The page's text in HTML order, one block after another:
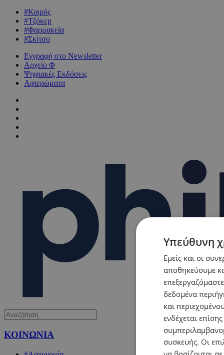
#Καιρός
#Τζόκερ
#Φαρμακεία
#Σκίτσο
Εγγραφή στο Newsletter
Αρχείο Φ
Ψηφιακές Εκδόσεις
Αφιερώματα
ΚΟΙΝΩΝΙΑ
Υπεύθυνη
Εμείς και οι
αποθηκεύουμε
δεδομένα
και
ενδέχεται
συσκευής. Οι